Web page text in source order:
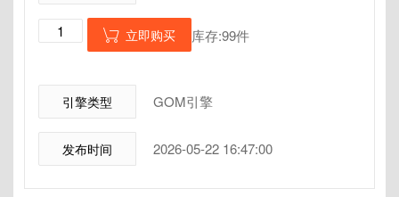
 立即购买 库存:99件
引擎类型 GOM引擎
发布时间 2026-05-22 16:47:00